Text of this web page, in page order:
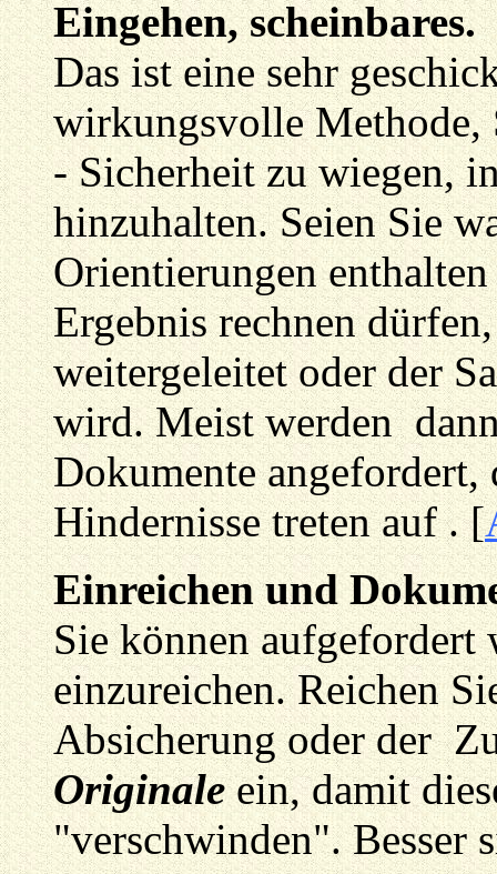
Eingehen, scheinbares.
Das ist eine sehr
wirkungsvolle
- Sicherheit zu wiegen,
hinzuhalten. Seien Sie
Orientierungen
Ergebnis rechnen
weitergeleitet oder der
wird. Meist werden
Dokumente
Hindernisse treten auf . [
Einreichen und
Sie können aufgefordert
einzureichen. Reichen
Absicherung oder der
Originaleein, damit
"verschwinden". Besser